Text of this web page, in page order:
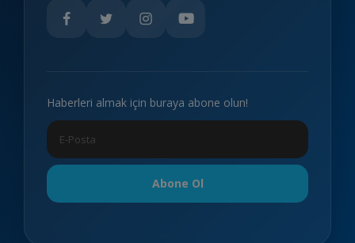
Haberleri almak için buraya abone olun!
Abone Ol